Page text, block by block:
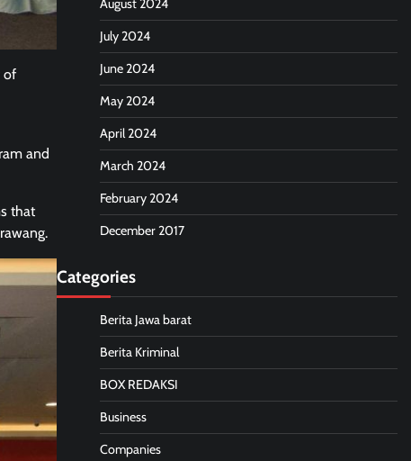
of
and
that
August 2024
July 2024
June 2024
May 2024
April 2024
March 2024
February 2024
December 2017
Categories
Berita Jawa barat
Berita Kriminal
BOX REDAKSI
Business
Companies